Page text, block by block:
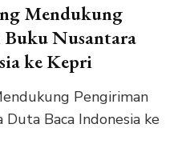
Mendukung
Nusantara
ke Kepri
Pengiriman
Baca Indonesia ke